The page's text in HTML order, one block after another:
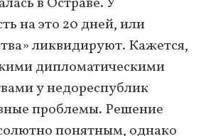
на это 20 дней, или
ликвидируют. Кажется,
дипломатическими
у недореспублик
проблемы. Решение
понятным, однако